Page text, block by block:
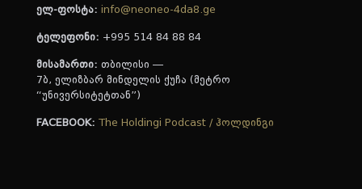
ელ-ფოსტა: info@neoneo-4da8.ge
ტელეფონი: +995 514 84 88 84
მისამართი: თბილისი —
7ბ, ელიზბარ მინდელის ქუჩა (მეტრო
“უნივერსიტეტთან”)
FACEBOOK: The Holdingi Podcast / ჰოლდინგი